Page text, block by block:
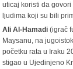
uticaj koristi da
ljudima koji su bili
Ali Al-Hamadi (igrač
Maysanu, na
početku rata u Iraku
stigao u Ujedinjeno